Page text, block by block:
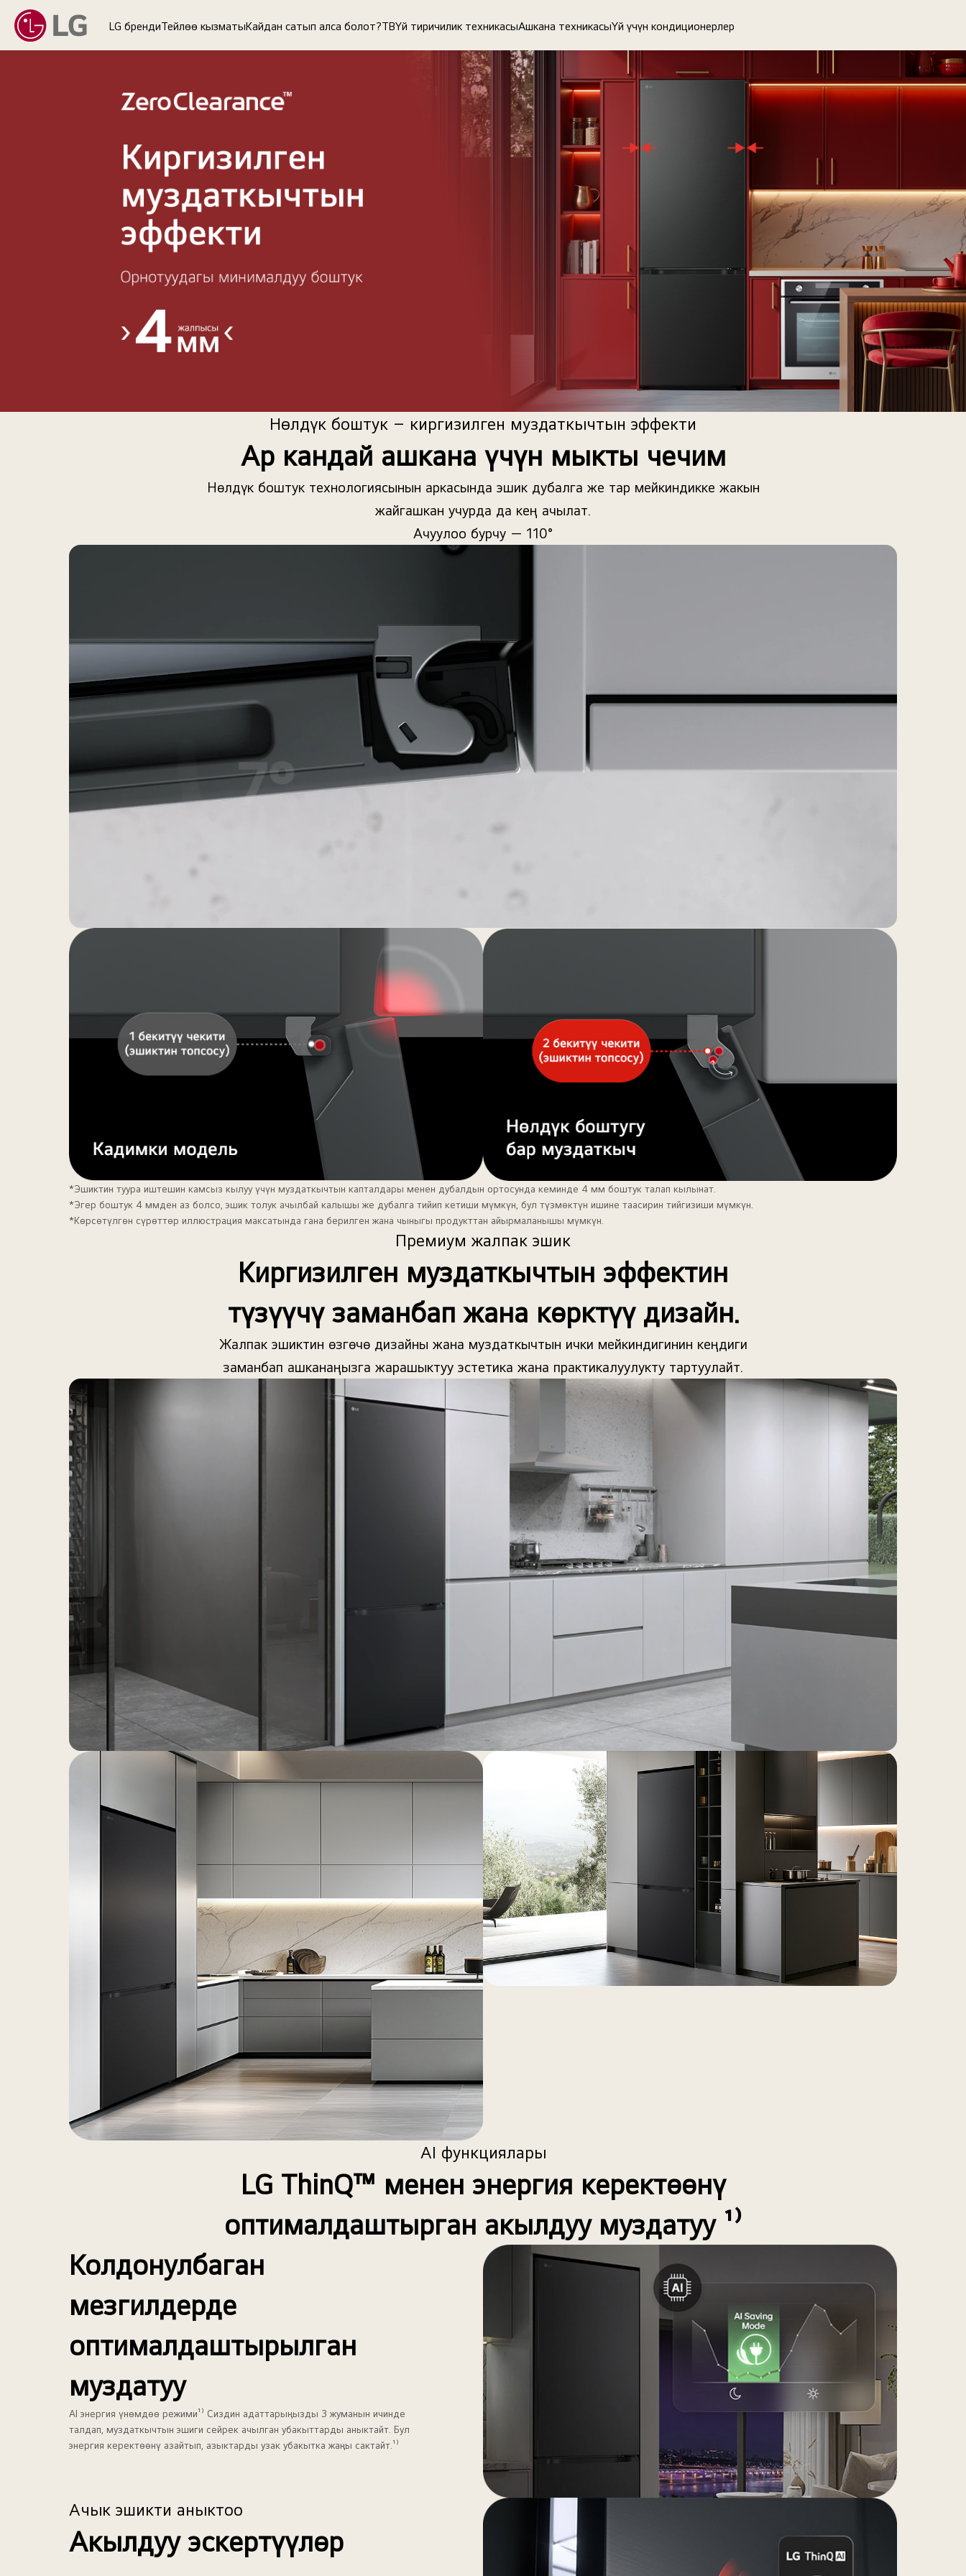
LG брендиТейлөө кызматыКайдан сатып алса болот?ТВҮй тиричилик техникасыАшкана техникасыҮй үчүн кондиционерлер
Нөлдүк боштук – киргизилген муздаткычтын эффекти
Ар кандай ашкана үчүн мыкты чечим
Нөлдүк боштук технологиясынын аркасында эшик дубалга же тар мейкиндикке жакын
жайгашкан учурда да кең ачылат.
Ачуулоо бурчу — 110°
*Эшиктин туура иштешин камсыз кылуу үчүн муздаткычтын капталдары менен дубалдын ортосунда кеминде 4 мм боштук талап кылынат.
*Эгер боштук 4 ммден аз болсо, эшик толук ачылбай калышы же дубалга тийип кетиши мүмкүн, бул түзмөктүн ишине таасирин тийгизиши мүмкүн.
*Көрсөтүлгөн сүрөттөр иллюстрация максатында гана берилген жана чыныгы продукттан айырмаланышы мүмкүн.
Премиум жалпак эшик
Киргизилген муздаткычтын эффектин
түзүүчү заманбап жана көрктүү дизайн.
Жалпак эшиктин өзгөчө дизайны жана муздаткычтын ички мейкиндигинин кеңдиги
заманбап ашканаңызга жарашыктуу эстетика жана практикалуулукту тартуулайт.
AI функциялары
LG ThinQ™ менен энергия керектөөнү
оптималдаштырган акылдуу муздатуу ¹⁾
Колдонулбаган
мезгилдерде
оптималдаштырылган
муздатуу
AI энергия үнөмдөө режими¹⁾ Сиздин адаттарыңызды 3 жуманын ичинде
талдап, муздаткычтын эшиги сейрек ачылган убакыттарды аныктайт. Бул
энергия керектөөнү азайтып, азыктарды узак убакытка жаңы сактайт.¹⁾
Ачык эшикти аныктоо
Акылдуу эскертүүлөр